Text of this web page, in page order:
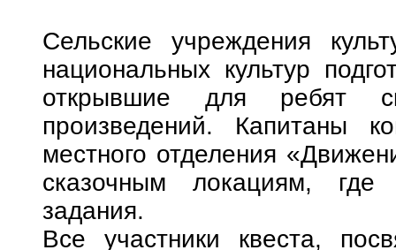
Сельские учреждения
национальных культур
открывшие для ребят
произведений. Капитаны
местного отделения
сказочным локациям,
задания.
Все участники квеста,